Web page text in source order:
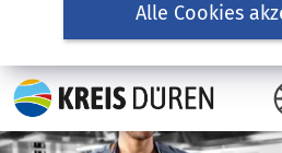
Alle Cookies